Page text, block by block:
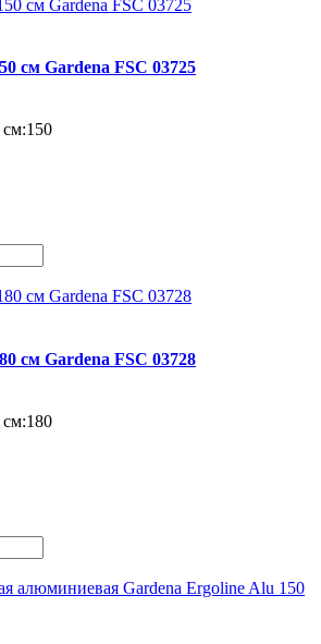
см Gardena FSC 03725
150
см Gardena FSC 03728
180